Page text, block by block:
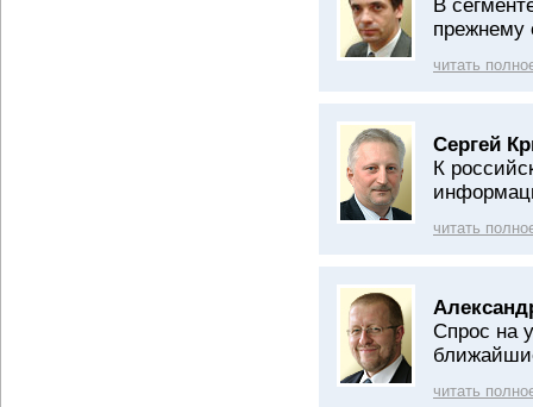
В
прежнему
читать
Сергей
К
читать
Спрос на
читать